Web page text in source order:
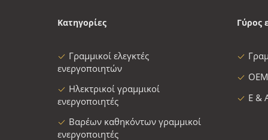
Κατηγορίες
Γραμμικοί ελεγκτές
ενεργοποιητών
Ηλεκτρικοί γραμμικοί
ενεργοποιητές
Βαρέων καθηκόντων γραμμικοί
ενεργοποιητές
Γύρος
Ε &